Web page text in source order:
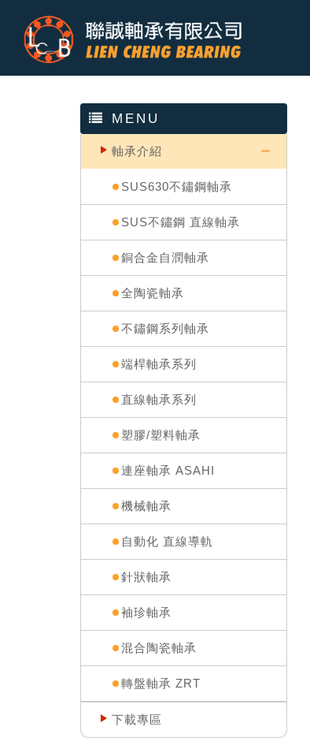
MENU
軸承介紹
SUS630不鏽鋼軸承
SUS不鏽鋼 直線軸承
銅合金自潤軸承
全陶瓷軸承
不鏽鋼系列軸承
端桿軸承系列
直線軸承系列
塑膠/塑料軸承
連座軸承 ASAHI
機械軸承
自動化 直線導軌
針狀軸承
袖珍軸承
混合陶瓷軸承
轉盤軸承 ZRT
下載專區